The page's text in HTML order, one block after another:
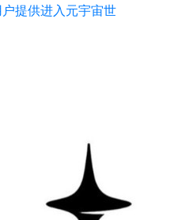
提供进入元宇宙世